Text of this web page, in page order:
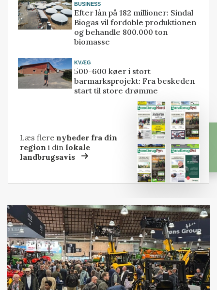
BUSINESS
Efter lån på 182 millioner: Sindal
Biogas vil fordoble produktionen
og behandle 800.000 ton
biomasse
KVÆG
500-600 køer i stort
barmarksprojekt: Fra beskeden
start til store drømme
Læs flere nyheder fra din
region i dinlokale
landbrugsavis